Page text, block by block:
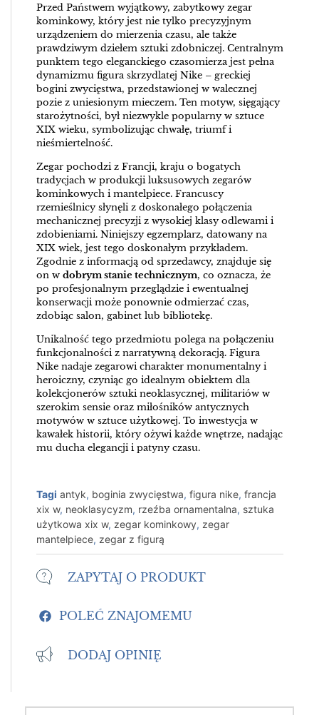
Przed Państwem wyjątkowy, zabytkowy zegar
kominkowy, który jest nie tylko precyzyjnym
urządzeniem do mierzenia czasu, ale także
prawdziwym dziełem sztuki zdobniczej. Centralnym
punktem tego eleganckiego czasomierza jest pełna
dynamizmu figura skrzydlatej Nike – greckiej
bogini zwycięstwa, przedstawionej w walecznej
pozie z uniesionym mieczem. Ten motyw, sięgający
starożytności, był niezwykle popularny w sztuce
XIX wieku, symbolizując chwałę, triumf i
nieśmiertelność.
Zegar pochodzi z Francji, kraju o bogatych
tradycjach w produkcji luksusowych zegarów
kominkowych i mantelpiece. Francuscy
rzemieślnicy słynęli z doskonałego połączenia
mechanicznej precyzji z wysokiej klasy odlewami i
zdobieniami. Niniejszy egzemplarz, datowany na
XIX wiek, jest tego doskonałym przykładem.
Zgodnie z informacją od sprzedawcy, znajduje się
on w dobrym stanie technicznym, co oznacza, że
po profesjonalnym przeglądzie i ewentualnej
konserwacji może ponownie odmierzać czas,
zdobiąc salon, gabinet lub bibliotekę.
Unikalność tego przedmiotu polega na połączeniu
funkcjonalności z narratywną dekoracją. Figura
Nike nadaje zegarowi charakter monumentalny i
heroiczny, czyniąc go idealnym obiektem dla
kolekcjonerów sztuki neoklasycznej, militariów w
szerokim sensie oraz miłośników antycznych
motywów w sztuce użytkowej. To inwestycja w
kawałek historii, który ożywi każde wnętrze, nadając
mu ducha elegancji i patyny czasu.
Tagi antyk, boginia zwycięstwa, figura nike, francja
xix w, neoklasycyzm, rzeźba ornamentalna, sztuka
użytkowa xix w, zegar kominkowy, zegar
mantelpiece, zegar z figurą
ZAPYTAJ O PRODUKT
POLEĆ ZNAJOMEMU
DODAJ OPINIĘ